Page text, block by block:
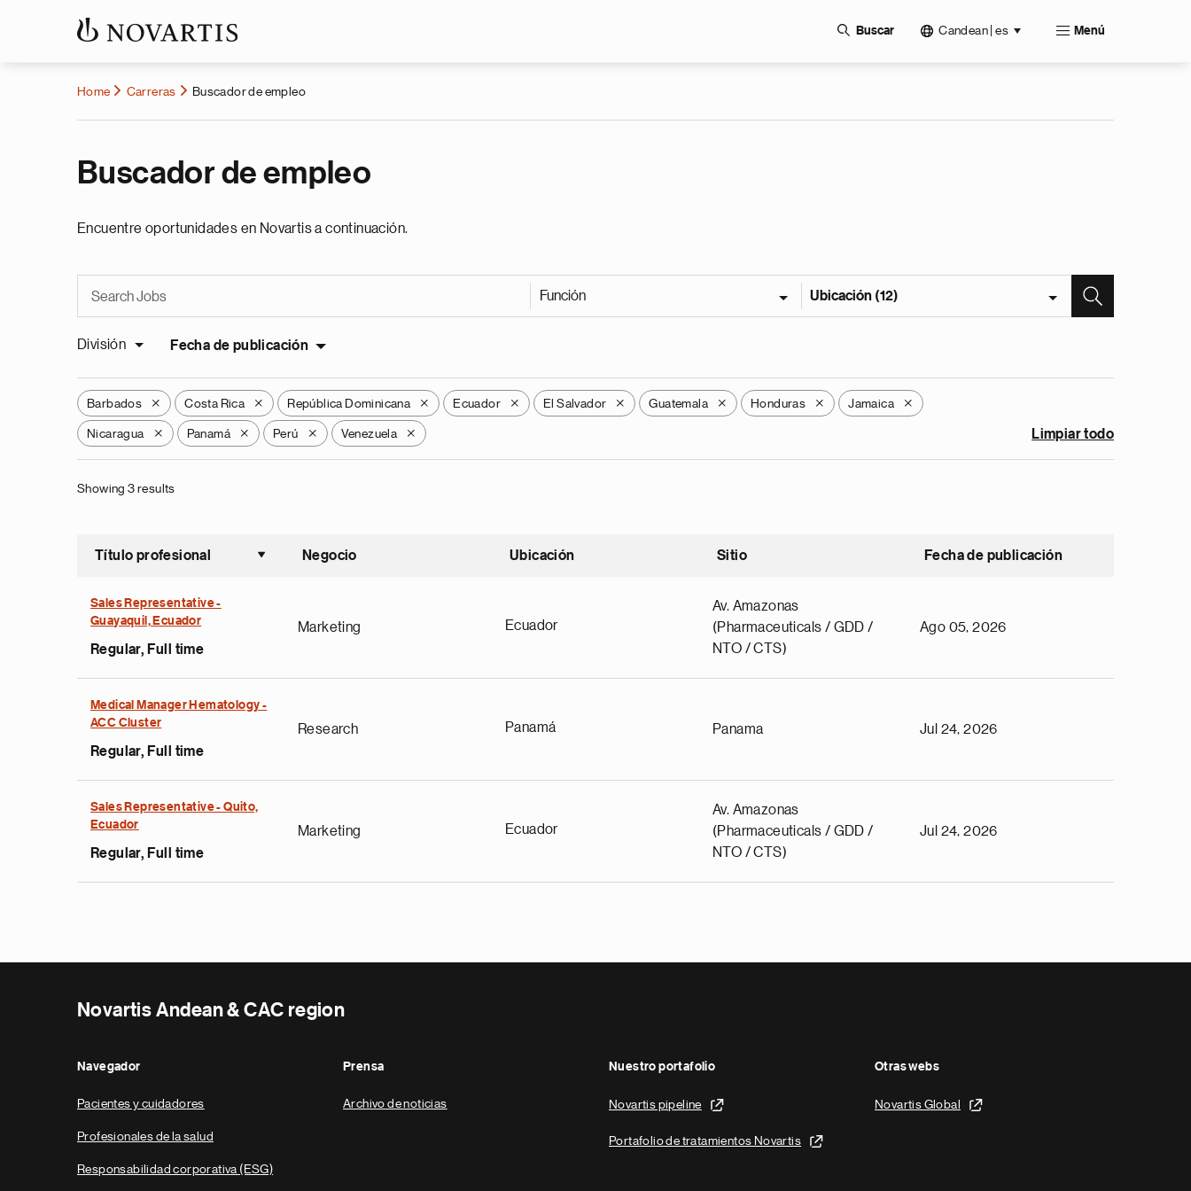
Buscar Candean | es Menú
Home Carreras Buscador de empleo
Buscador de empleo
Encuentre oportunidades en Novartis a continuación.
Función Ubicación (12)
División Fecha de publicación
Barbados X Costa Rica X República Dominicana X Ecuador X El Salvador X Guatemala X Honduras X Jamaica X
Nicaragua X Panamá X Perú X Venezuela X Limpiar todo
Showing 3 results
Título profesional
Ordenar ascendente
Negocio Ubicación Sitio Fecha de publicación
Sales Representative -
Guayaquil, Ecuador
Regular, Full time
Marketing Ecuador
Av. Amazonas
(Pharmaceuticals / GDD /
NTO / CTS)
Ago 05, 2026
Medical Manager Hematology -
ACC Cluster
Regular, Full time
Research Panamá Panama Jul 24, 2026
Sales Representative - Quito,
Ecuador
Regular, Full time
Marketing Ecuador
Av. Amazonas
(Pharmaceuticals / GDD /
NTO / CTS)
Jul 24, 2026
Novartis Andean & CAC region
Navegador
Pacientes y cuidadores
Profesionales de la salud
Responsabilidad corporativa (ESG)
Prensa
Archivo de noticias
Nuestro portafolio
Novartis pipeline
Portafolio de tratamientos Novartis
Otras webs
Novartis Global